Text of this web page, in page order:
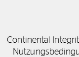
Continental